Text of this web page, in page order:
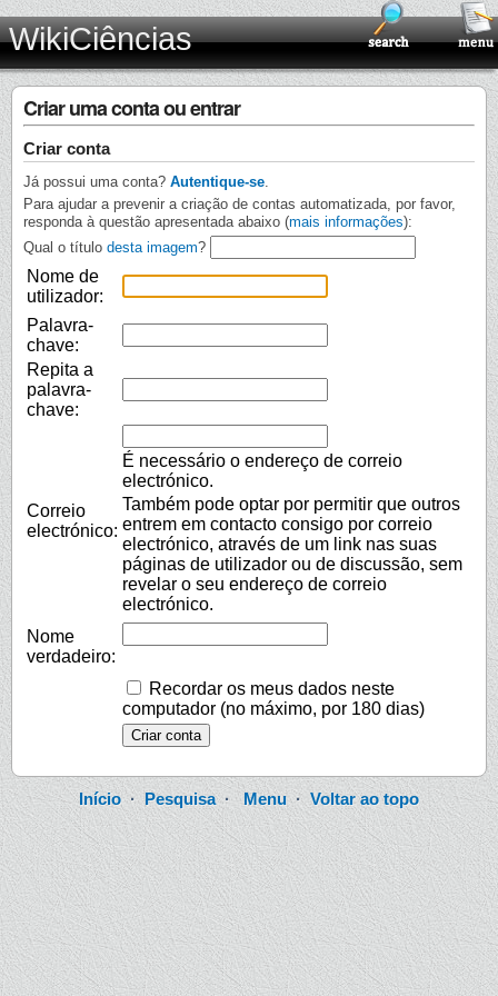
WikiCiências
Criar uma conta ou entrar
Criar conta
Já possui uma conta? Autentique-se
Para ajudar a prevenir a criação de contas automatizada, por favor,
responda à questão apresentada abaixo (mais informações):
Qual o título desta imagem?
Nome de
utilizador:
Palavra-
chave:
Repita a
palavra-
chave:
Correio
electrónico:
É necessário o endereço de correio
electrónico.
Também pode optar por permitir que outros
entrem em contacto consigo por correio
electrónico, através de um link nas suas
páginas de utilizador ou de discussão, sem
revelar o seu endereço de correio
electrónico.
Nome
verdadeiro:
Recordar os meus dados neste
computador (no máximo, por 180 dias)
Início·Pesquisa· Menu· Voltar ao topo